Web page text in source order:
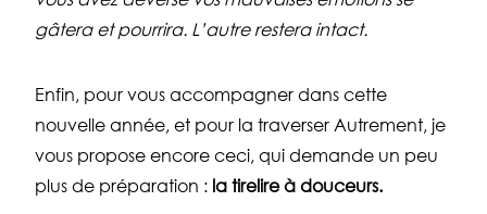
gâtera et pourrira. L’autre restera intact.
Enfin, pour vous accompagner dans cette
nouvelle année, et pour la traverser Autrement, je
vous propose encore ceci, qui demande un peu
plus de préparation : la tirelire à douceurs.